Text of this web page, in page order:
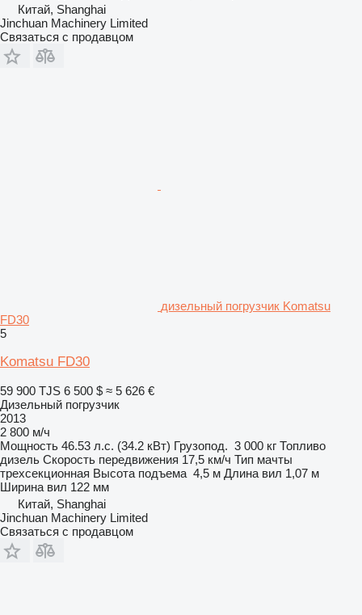
Китай, Shanghai
Jinchuan Machinery Limited
Связаться с продавцом
дизельный погрузчик Komatsu
FD30
5
Komatsu FD30
59 900 TJS 6 500 $ ≈ 5 626 €
Дизельный погрузчик
2013
2 800 м/ч
Мощность 46.53 л.с. (34.2 кВт) Грузопод. 3 000 кг Топливо
дизель Скорость передвижения 17,5 км/ч Тип мачты
трехсекционная Высота подъема 4,5 м Длина вил 1,07 м
Ширина вил 122 мм
Китай, Shanghai
Jinchuan Machinery Limited
Связаться с продавцом